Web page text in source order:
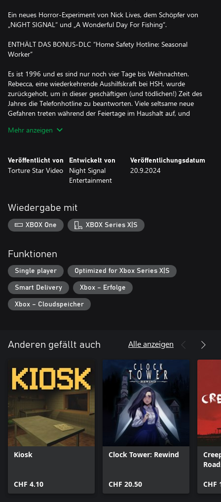
Ein neues Horror-Experiment von Nick Lives, dem Schöpfer von
„NiGHT SIGNAL“ und „A Wonderful Day For Fishing“.
ENTHÄLT DAS BONUS-DLC “Home Safety Hotline: Seasonal
Worker”
Es ist 1996 und es sind nur noch vier Tage bis Weihnachten.
Rebecca, eine wiederkehrende Aushilfskraft bei HSH, wurde
zurückgeholt, um in dieser geschäftigen (und tödlichen!) Zeit des
Jahres die Telefonhotline zu beantworten. Viele seltsame neue
Gefahren treten während der Feiertage im Haushalt auf, und
der Erde bedeuten. Willkommen zurück bei HSH. Wir zählen alle
Mehr anzeigen
Veröffentlicht von
Torture Star Video
Entwickelt von
Night Signal
Entertainment
Veröffentlichungsdatum
20.9.2024
Wiedergabe mit
XBOX One XBOX Series X|S
Funktionen
Single player Optimized for Xbox Series X|S
Smart Delivery Xbox – Erfolge
Xbox – Cloudspeicher
Anderen gefällt auch Alle anzeigen
Kiosk
CHF 4.10
Clock Tower: Rewind
CHF 20.50 CHF